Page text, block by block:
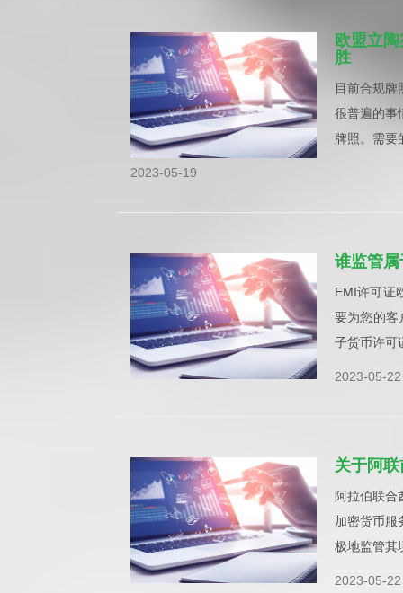
欧盟立
胜
目前合规牌
很普遍的事
牌照。需要
2023-05-19
谁监管
EMI许可证
要为您的客
子货币许可
2023-05-22
关于阿
阿拉伯联合
加密货币服
极地监管其
2023-05-22